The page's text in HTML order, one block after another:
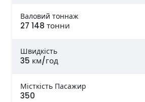
Валовий тоннаж
27 148 тонни
Швидкість
35 км/год
Місткість Пасажир
350